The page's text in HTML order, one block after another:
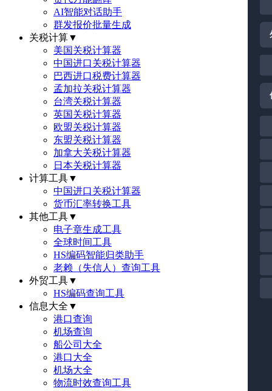
AI智能对话助手
群发报价批量生成
关税计算▼
美国关税计算器
中国进口关税计算器
巴西进口税费计算器
孟加拉关税计算器
台湾关税计算器
英国关税计算器
欧盟关税计算器
东盟关税计算器
加拿大关税计算器
日本关税计算器
计算工具▼
中国进口关税计算器
货币汇率转换工具
其他工具▼
电子章生成工具
全球时间工具
HS编码智能归类助手
老赖（失信人）查询工具
外贸工具▼
HS编码查询工具
信息大全 ▼
港口查询
机场查询
船公司大全
港口大全
机场大全
物流时效查询工具